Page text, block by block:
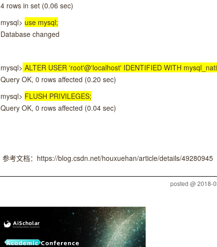
4 rows in set (0.06 sec)
mysql> use mysql;
Database changed
mysql> ALTER USER 'root'@'localhost' IDENTIFIED WITH
Query OK, 0 rows affected (0.20 sec)
mysql> FLUSH PRIVILEGES;
Query OK, 0 rows affected (0.04 sec)
参考文档：https://blog.csdn.net/houxuehan/article/details/49280945
posted @2018-